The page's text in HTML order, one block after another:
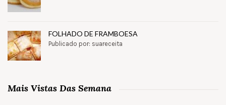
FOLHADO DE FRAMBOESA
Publicado por: suareceita
Mais Vistas Das Semana